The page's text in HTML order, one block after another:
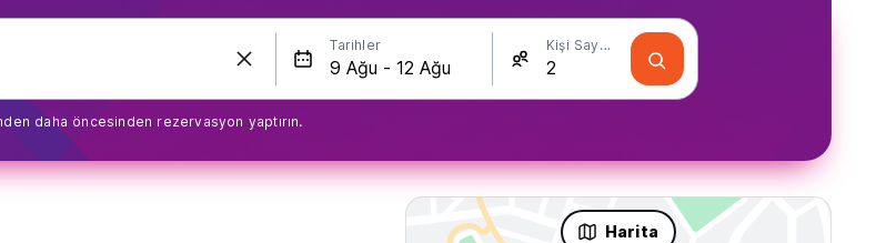
Tarihler Kişi Sayısı
daha öncesinden rezervasyon yaptırın.
Harita